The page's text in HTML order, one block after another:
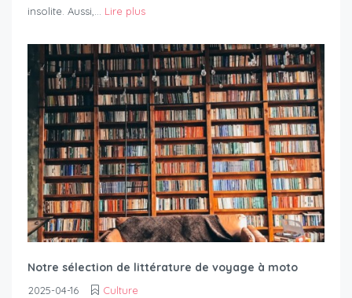
insolite. Aussi,... Lire plus
Notre sélection de littérature de voyage à moto
2025-04-16
Culture